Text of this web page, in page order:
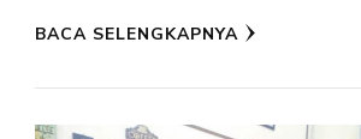
BACA SELENGKAPNYA